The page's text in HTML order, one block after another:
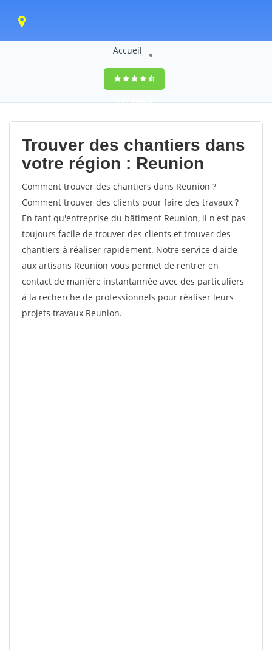
Accueil
9,5(100%)0
votes
Trouver des chantiers dans
votre région : Reunion
Comment trouver des chantiers dans Reunion ?
Comment trouver des clients pour faire des travaux ?
En tant qu'entreprise du bâtiment Reunion, il n'est pas
toujours facile de trouver des clients et trouver des
chantiers à réaliser rapidement. Notre service d'aide
aux artisans Reunion vous permet de rentrer en
contact de manière instantannée avec des particuliers
à la recherche de professionnels pour réaliser leurs
projets travaux Reunion.